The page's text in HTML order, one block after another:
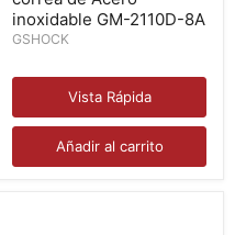
de
Acero
inoxidable
2110D-
inoxidable GM-2110D-8A
GSHOCK
Vista Rápida
Añadir al carrito